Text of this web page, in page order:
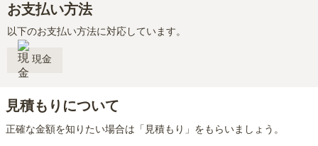
お支払い方法
以下のお支払い方法に対応しています。
現金
見積もりについて
正確な金額を知りたい場合は「見積もり」をもらいましょう。